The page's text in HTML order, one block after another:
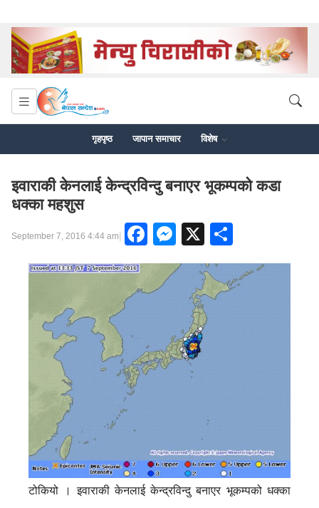
गृहपृष्ठ जापान समाचार विशेष
इवाराकी केनलाई केन्द्रविन्दु बनाएर भूकम्पको कडा
धक्का महशुस
September 7, 2016 4:44 am| Facebook
Messenger
X
टोकियो । इवाराकी केनलाई केन्द्रविन्दु बनाएर भूकम्पको धक्का